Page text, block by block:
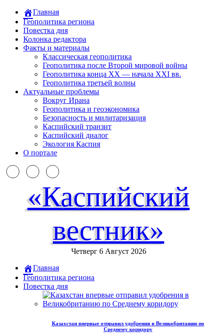
Главная
Геополитика региона
Повестка дня
Колонка редактора
Факты и материалы
Классическая геополитика
Геополитика после Второй мировой войны
Геополитика конца XX — начала XXI вв.
Геополитика третьей волны
Актуальные проблемы
Вокруг Ирана
Геополитика и геоэкономика
Безопасность и милитаризация
Каспийский транзит
Каспийский диалог
Экология Каспия
О портале
«Каспийский
вестник»
Четверг 6 Август 2026
Главная
Геополитика региона
Повестка дня
Казахстан впервые отправил удобрения в Великобританию по
Среднему коридору